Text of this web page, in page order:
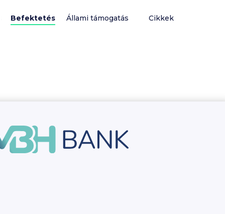
Befektetés Állami támogatás Cikkek